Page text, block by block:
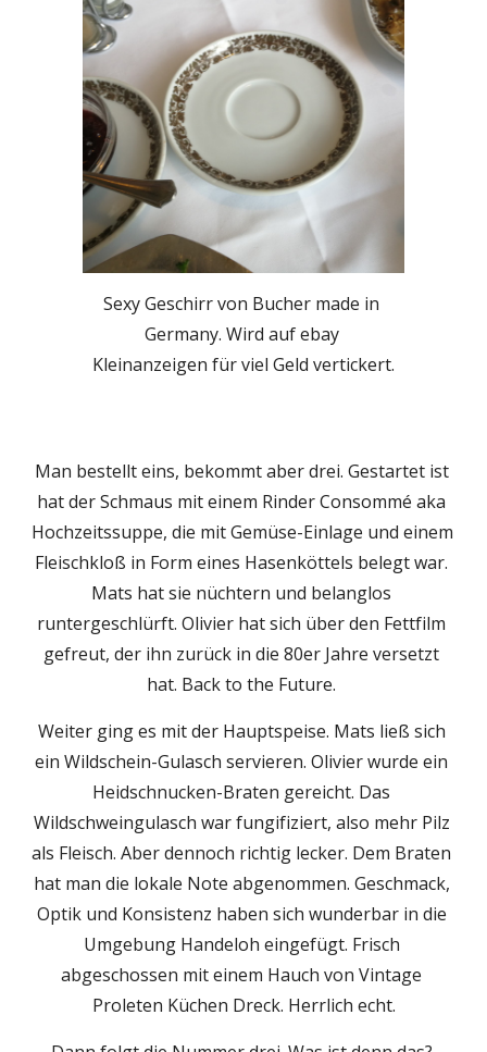
Sexy Geschirr von Bucher made in
Germany. Wird auf ebay
Kleinanzeigen für viel Geld vertickert.
Man bestellt eins, bekommt aber drei. Gestartet ist
hat der Schmaus mit einem Rinder Consommé aka
Hochzeitssuppe, die mit Gemüse-Einlage und einem
Fleischkloß in Form eines Hasenköttels belegt war.
Mats hat sie nüchtern und belanglos
runtergeschlürft. Olivier hat sich über den Fettfilm
gefreut, der ihn zurück in die 80er Jahre versetzt
hat. Back to the Future.
Weiter ging es mit der Hauptspeise. Mats ließ sich
ein Wildschein-Gulasch servieren. Olivier wurde ein
Heidschnucken-Braten gereicht. Das
Wildschweingulasch war fungifiziert, also mehr Pilz
als Fleisch. Aber dennoch richtig lecker. Dem Braten
hat man die lokale Note abgenommen. Geschmack,
Optik und Konsistenz haben sich wunderbar in die
Umgebung Handeloh eingefügt. Frisch
abgeschossen mit einem Hauch von Vintage
Proleten Küchen Dreck. Herrlich echt.